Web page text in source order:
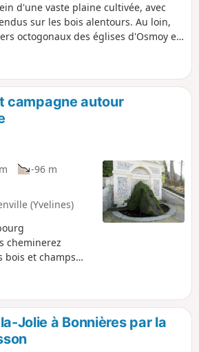
d'une vaste plaine cultivée, avec
sur les bois alentours. Au loin,
octogonaux des églises d'Osmoy et
campagne autour
-96 m
(Yvelines)
cheminerez
bois et champs
du Parc
1962 au cœur
avant de
et les dernières
Jolie à Bonnières par la